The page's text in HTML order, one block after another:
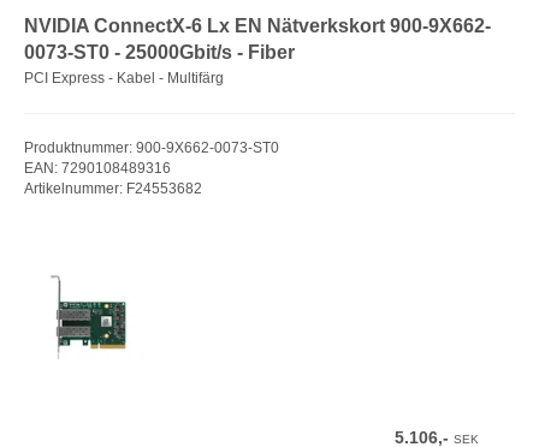
NVIDIA ConnectX-6 Lx EN Nätverkskort 900-9X662-
0073-ST0 - 25000Gbit/s - Fiber
PCI Express - Kabel - Multifärg
Produktnummer: 900-9X662-0073-ST0
EAN: 7290108489316
Artikelnummer: F24553682
5.106,-SEK